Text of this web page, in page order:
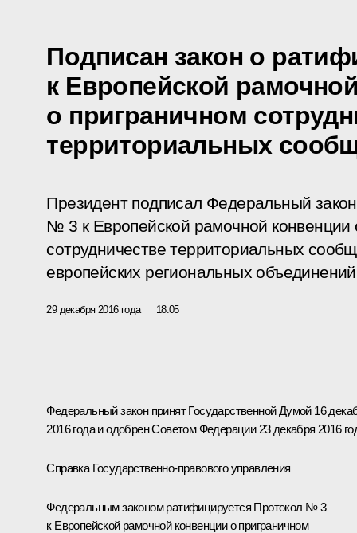
Подписан закон о
к Европейской
о приграничном
территориальных
Президент подписал Федеральный
№ 3 к Европейской рамочной конвенции
сотрудничестве территориальных
европейских региональных
29 декабря 2016 года 18:05
Федеральный закон принят Государственной Думой 16
2016 года и одобрен Советом Федерации 23 декабря 2016
Справка Государственно-правового управления
Федеральным законом ратифицируется Протокол № 3
к Европейской рамочной конвенции о приграничном